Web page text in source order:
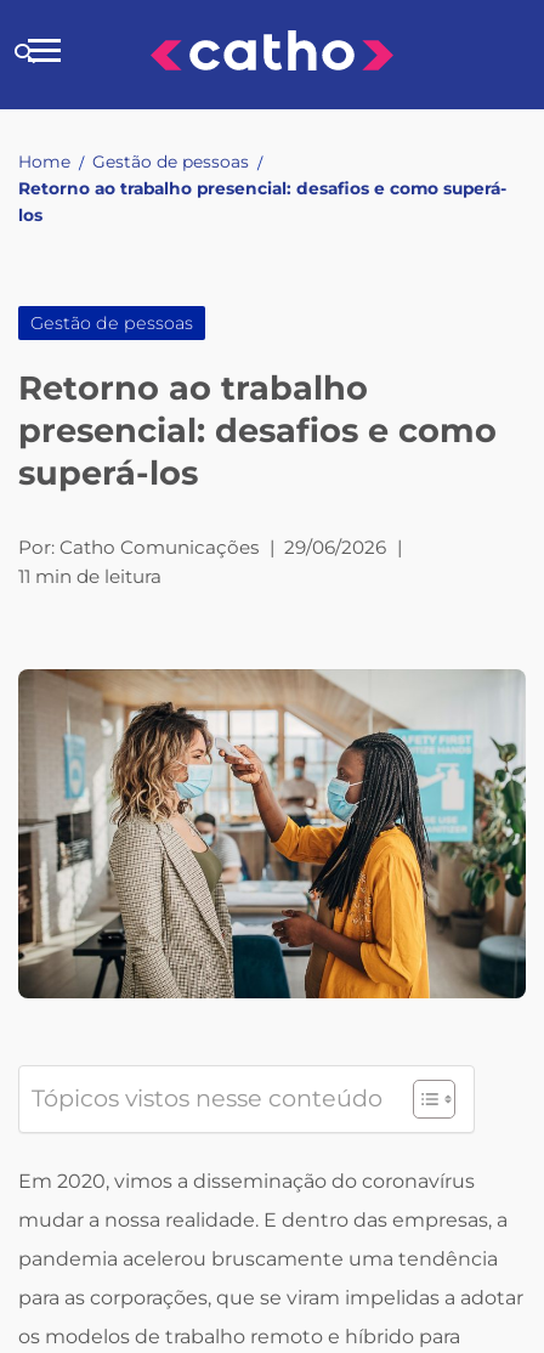
to
Buscar
Home / Gestão de pessoas /
Retorno ao trabalho presencial: desafios e como superá-
los
Gestão de pessoas
Retorno ao trabalho
presencial: desafios e como
superá-los
Por: Catho Comunicações | 29/06/2026 |
11 min de leitura
Tópicos vistos nesse conteúdo
Em 2020, vimos a disseminação do coronavírus
mudar a nossa realidade. E dentro das empresas, a
pandemia acelerou bruscamente uma tendência
para as corporações, que se viram impelidas a adotar
os modelos de trabalho remoto e híbrido para